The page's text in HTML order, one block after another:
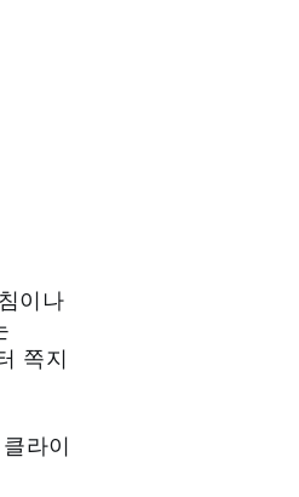
이나
쪽지
라이